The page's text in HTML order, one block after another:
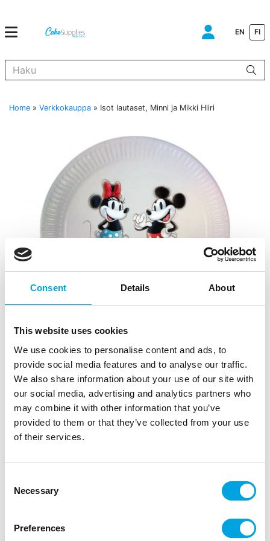
Consent Details About
This website uses cookies
We use cookies to personalise content and ads, to
provide social media features and to analyse our traffic.
We also share information about your use of our site with
our social media, advertising and analytics partners who
may combine it with other information that you’ve
provided to them or that they’ve collected from your use
of their services.
Selection
Necessary
Preferences
EN FI
Home » Verkkokauppa » Isot lautaset, Minni ja Mikki Hiiri
Isot lautaset, Minni ja Mikki Hiiri
Tuotetunnus (SKU): 95671 | Tuotemerkki:PROCOS |
EAN: 5201184956717 | Pakkauskoko: 12 | Myyntiyksikkö: 12
Disney Minni ja Mikki Hiiri lautaset juhliin.
Isot lautaset, Minni ja Mikki Hiiri syntymäpäiville,